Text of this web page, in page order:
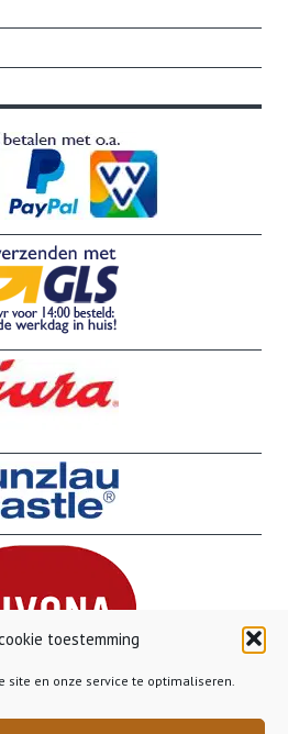
toestemming
site en onze service te optimaliseren.